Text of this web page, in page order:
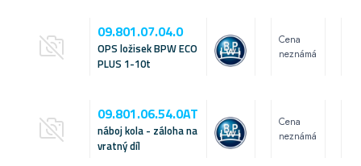
09.801.07.04.0
OPS ložisek BPW ECO
PLUS 1-10t
Cena
neznámá
09.801.06.54.0AT
náboj kola - záloha na
vratný díl
Cena
neznámá